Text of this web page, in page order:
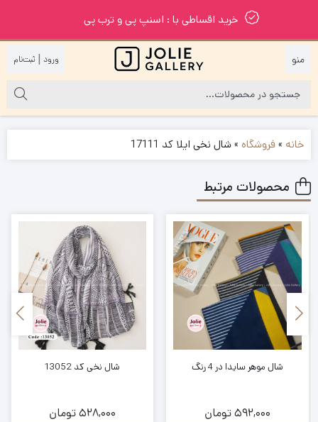
خرید اقساطی با : اسنپ پی و ترب پی
|
خانه »فروشگاه »شال نخی ایلا کد 17111
محصولات مرتبط
شال موهر سایدا در 4 رنگ
592,000تومان
شال نخی کد 13052
528,000تومان